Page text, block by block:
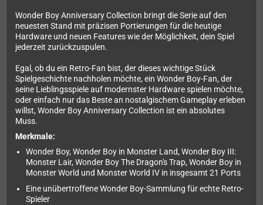
Wonder Boy Anniversary Collection bringt die Serie auf den
neuesten Stand mit präzisen Portierungen für die heutige
Hardware und neuen Features wie der Möglichkeit, dein Spiel
jederzeit zurückzuspulen.
Egal, ob du ein Retro-Fan bist, der dieses wichtige Stück
Spielgeschichte nachholen möchte, ein Wonder Boy-Fan, der
seine Lieblingsspiele auf modernster Hardware spielen möchte,
oder einfach nur das Beste an nostalgischem Gameplay erleben
willst, Wonder Boy Anniversary Collection ist ein absolutes
Muss.
Merkmale:
Wonder Boy, Wonder Boy in Monster Land, Wonder Boy III:
Monster Lair, Wonder Boy The Dragon's Trap, Wonder Boy in
Monster World und Monster World IV in insgesamt 21 Ports
Eine unübertroffene Wonder Boy-Sammlung für echte Retro-
Spieler